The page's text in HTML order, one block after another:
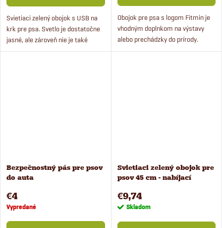
Svietiaci zelený obojok s USB na
krk pre psa. Svetlo je dostatočne
jasné, ale zároveň nie je také
intenzívne, aby mohlo psa
Obojok pre psa s logom Fitmin je
vhodným doplnkom na výstavy
alebo prechádzky do prírody.
Obvod obojka: 25 – 35 cm.
Bezpečnostný pás pre psov
do auta
€4
Vypredané
Svietiaci zelený obojok pre
psov 45 cm - nabíjací
€9,74
Skladom